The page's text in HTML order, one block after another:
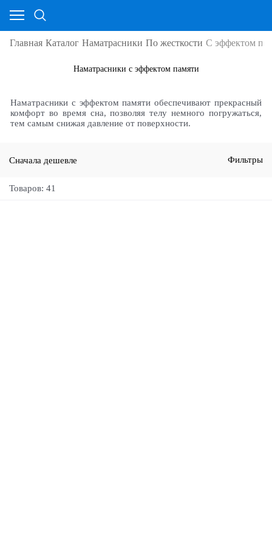
Главная Каталог Наматрасники По жесткости С эффектом
Наматрасники с эффектом памяти
Наматрасники с эффектом памяти обеспечивают прекрасный
комфорт во время сна, позволяя телу немного погружаться,
тем самым снижая давление от поверхности.
Сначала дешевле Фильтры
Товаров: 41